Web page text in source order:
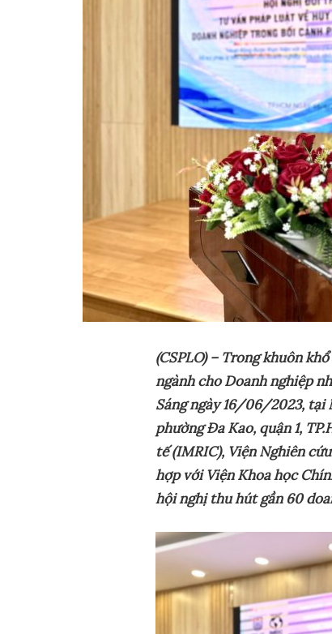
(CSPLO) – Trong khuôn
ngành cho Doanh nghiệp
Sáng ngày 16/06/2023, tại
phường Đa Kao, quận 1,
tế (IMRIC), Viện Nghiên
hợp với Viện Khoa học
hội nghị thu hút gần 60